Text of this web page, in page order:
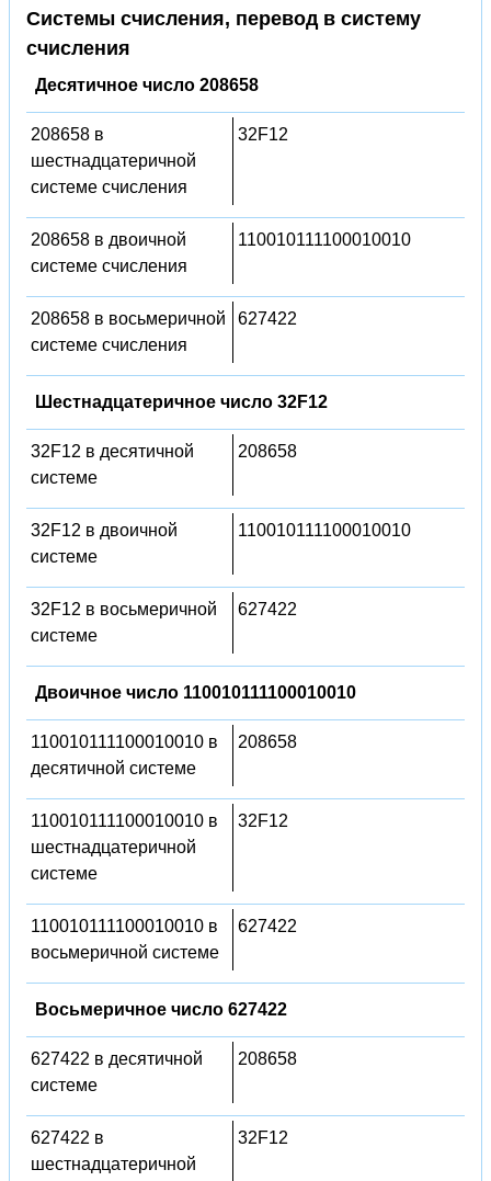
Системы счисления, перевод в систему
счисления
Десятичное число 208658
208658 в
шестнадцатеричной
системе счисления
32F12
208658 в двоичной
системе счисления
110010111100010010
208658 в восьмеричной
системе счисления
627422
Шестнадцатеричное число 32F12
32F12 в десятичной
системе
208658
32F12 в двоичной
системе
110010111100010010
32F12 в восьмеричной
системе
627422
Двоичное число 110010111100010010
110010111100010010 в
десятичной системе
208658
110010111100010010 в
шестнадцатеричной
системе
32F12
110010111100010010 в
восьмеричной системе
627422
Восьмеричное число 627422
627422 в десятичной
системе
208658
627422 в
шестнадцатеричной
32F12